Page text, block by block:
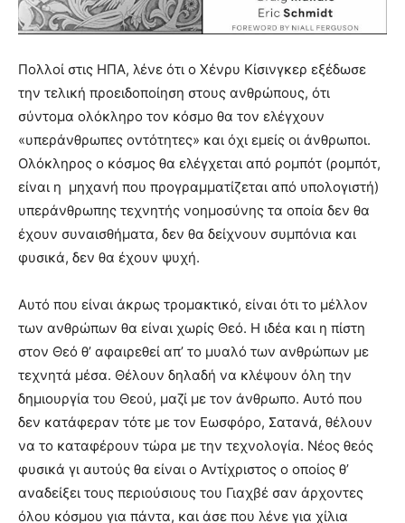
Πολλοί στις ΗΠΑ, λένε ότι ο Χένρυ Κίσινγκερ εξέδωσε
την τελική προειδοποίηση στους ανθρώπους, ότι
σύντομα ολόκληρο τον κόσμο θα τον ελέγχουν
«υπεράνθρωπες οντότητες» και όχι εμείς οι άνθρωποι.
Ολόκληρος ο κόσμος θα ελέγχεται από ρομπότ (ρομπότ,
είναι η μηχανή που προγραμματίζεται από υπολογιστή)
υπεράνθρωπης τεχνητής νοημοσύνης τα οποία δεν θα
έχουν συναισθήματα, δεν θα δείχνουν συμπόνια και
φυσικά, δεν θα έχουν ψυχή.
Αυτό που είναι άκρως τρομακτικό, είναι ότι το μέλλον
των ανθρώπων θα είναι χωρίς Θεό. Η ιδέα και η πίστη
στον Θεό θ’ αφαιρεθεί απ’ το μυαλό των ανθρώπων με
τεχνητά μέσα. Θέλουν δηλαδή να κλέψουν όλη την
δημιουργία του Θεού, μαζί με τον άνθρωπο. Αυτό που
δεν κατάφεραν τότε με τον Εωσφόρο, Σατανά, θέλουν
να το καταφέρουν τώρα με την τεχνολογία. Νέος θεός
φυσικά γι αυτούς θα είναι ο Αντίχριστος ο οποίος θ’
αναδείξει τους περιούσιους του Γιαχβέ σαν άρχοντες
όλου κόσμου για πάντα, και άσε που λένε για χίλια